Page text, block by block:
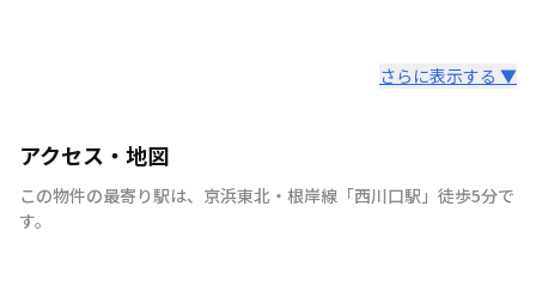
さらに表示する ▼
アクセス・地図
この物件の最寄り駅は、 京浜東北・根岸線 「西川口駅 」 徒歩5分で
す。